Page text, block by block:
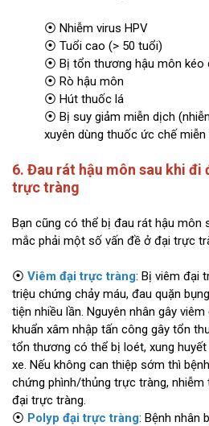
⦿ Nhiễm virus HPV
⦿ Tuổi cao (> 50 tuổi)
⦿ Bị tổn thương hậu môn kéo
⦿ Rò hậu môn
⦿ Hút thuốc lá
⦿ Bị suy giảm miễn dịch
xuyên dùng thuốc ức chế miễn
6. Đau rát hậu môn sau khi đi
trực tràng
Bạn cũng có thể bị đau rát hậu môn
mắc phải một số vấn đề ở đại trực
⦿ Viêm đại trực tràng: Bị viêm đại
triệu chứng chảy máu, đau quặn
tiện nhiều lần. Nguyên nhân gây
khuẩn xâm nhập tấn công gây tổn
tổn thương có thể bị loét, xung
xe. Nếu không can thiệp sớm thì
chứng phình/thủng trực tràng,
đại trực tràng.
⦿ Polyp đại trực tràng: Bệnh nhân